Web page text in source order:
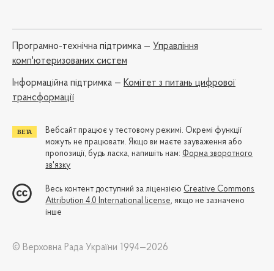
Програмно-технічна підтримка — Управління
комп'ютеризованих систем
Iнформаційна підтримка — Комітет з питань цифрової
трансформації
Вебсайт працює у тестовому режимі. Окремі функції
можуть не працювати. Якщо ви маєте зауваження або
пропозиції, будь ласка, напишіть нам: Форма зворотного
зв'язку
Весь контент доступний за ліцензією Creative Commons
Attribution 4.0 International license, якщо не зазначено
інше
© Верховна Рада України 1994—2026